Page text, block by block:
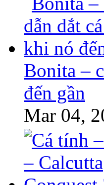
Bonita –
đến gần
Mar 04,